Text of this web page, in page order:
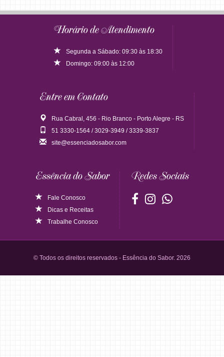
Horário de Atendimento
Segunda a Sábado: 09:30 às 18:30
Domingo: 09:00 às 12:00
Entre em Contato
Rua Cabral, 456 - Rio Branco - Porto Alegre - RS
51 3330-1564 / 3029-3949 / 3339-3837
site@essenciadosabor.com
Essência do Sabor
Fale Conosco
Dicase Receitas
Trabalhe Conosco
Redes Sociais
© Todos os direitos reservados - Essência do Sabor. 2026